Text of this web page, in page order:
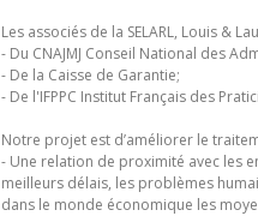
Les associés de la SELARL, Louis &
- Du CNAJMJ Conseil National des
- De la Caisse de Garantie;
- De l'IFPPC Institut Français des
Notre projet est d’améliorer le
- Une relation de proximité avec les
meilleurs délais, les problèmes
dans le monde économique les